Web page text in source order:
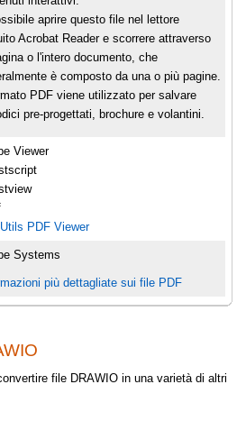
aprire questo file nel lettore
Acrobat Reader e scorrere attraverso
o l'intero documento, che
è composto da una o più pagine.
PDF viene utilizzato per salvare
pre-progettati, brochure e volantini.
Viewer
PDF Viewer
Systems
più dettagliate sui file PDF
file DRAWIO in una varietà di altri